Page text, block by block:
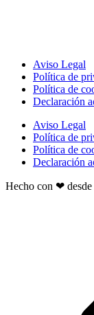
Aviso Legal
Política de
Política de
Declaración
Aviso Legal
Política de
Política de
Declaración
Hecho con ❤ desde